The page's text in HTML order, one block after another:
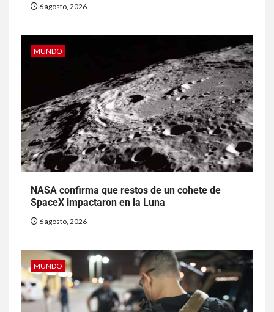
6 agosto, 2026
MUNDO
NASA confirma que restos de un cohete de
SpaceX impactaron en la Luna
6 agosto, 2026
MUNDO